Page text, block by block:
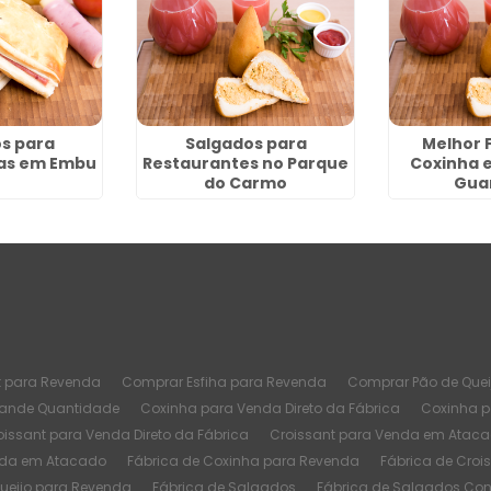
para
em Embu
Salgados para
Restaurantes no Parque
do Carmo
Melhor
Coxinha
Revenda Comprar Esfiha para Revenda Comprar Pão de
Quantidade Coxinha para Venda Direto da Fábrica
Coxinha
para Venda Direto da Fábrica Croissant para Venda em
em Atacado Fábrica de Coxinha para Revenda
Fábrica de
para Revenda Fábrica de Salgados Fábrica de Salgados